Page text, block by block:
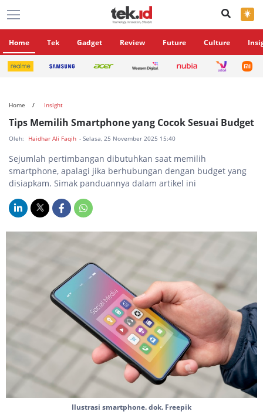
×
Home Tek Gadget Review Future Culture
Home Insight
Tips Memilih Smartphone yang Cocok Sesuai Budget
Oleh: Haidhar Ali Faqih - Selasa, 25 November 2025 15:40
Sejumlah pertimbangan dibutuhkan saat memilih
smartphone, apalagi jika berhubungan dengan budget yang
disiapkam. Simak panduannya dalam artikel ini
Ilustrasi smartphone. dok. Freepik